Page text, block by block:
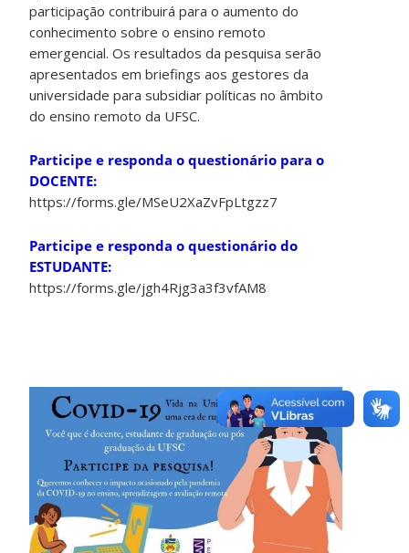
participação contribuirá para o aumento do
conhecimento sobre o ensino remoto
emergencial. Os resultados da pesquisa serão
apresentados em briefings aos gestores da
universidade para subsidiar políticas no âmbito
do ensino remoto da UFSC.
Participe e responda o questionário para o
DOCENTE:
https://forms.gle/MSeU2XaZvFpLtgzz7
Participe e responda o questionário do
ESTUDANTE:
https://forms.gle/jgh4Rjg3a3f3vfAM8